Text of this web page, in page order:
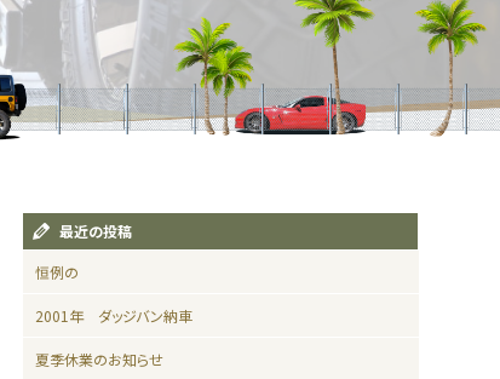
最近の投稿
恒例の
2001年 ダッジバン納車
夏季休業のお知らせ